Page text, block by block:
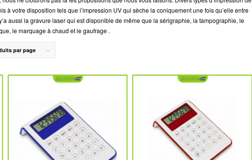
à votre disposition tels que l’impression UV qui sèche la coniquement une fois qu’elle entre
aussi la gravure laser qui est disponible de même que la sérigraphie, la tampographie, le
le marquage à chaud et le gaufrage .
par page